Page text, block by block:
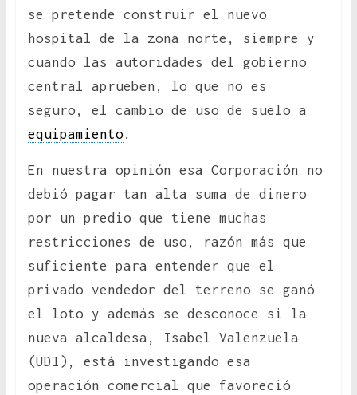
se pretende construir el nuevo
hospital de la zona norte, siempre y
cuando las autoridades del gobierno
central aprueben, lo que no es
seguro, el cambio de uso de suelo a
equipamiento.
En nuestra opinión esa Corporación no
debió pagar tan alta suma de dinero
por un predio que tiene muchas
restricciones de uso, razón más que
suficiente para entender que el
privado vendedor del terreno se ganó
el loto y además se desconoce si la
nueva alcaldesa, Isabel Valenzuela
(UDI), está investigando esa
operación comercial que favoreció